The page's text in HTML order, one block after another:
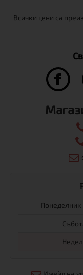
Понеделник
Имейл на